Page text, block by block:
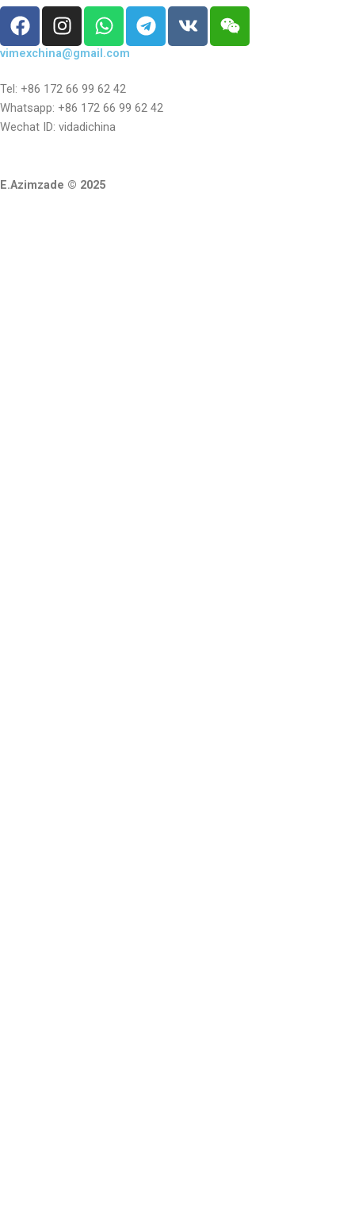
F
a
c
b
o
o
I
n
s
a
g
r
m
W
h
a
s
a
p
T
e
l
r
V
k
W
e
i
vimexchina@gmail.com
Tel: +86 172 66 99 62 42
Whatsapp: +86 172 66 99 62 42
Wechat ID: vidadichina
E.Azimzade © 2025